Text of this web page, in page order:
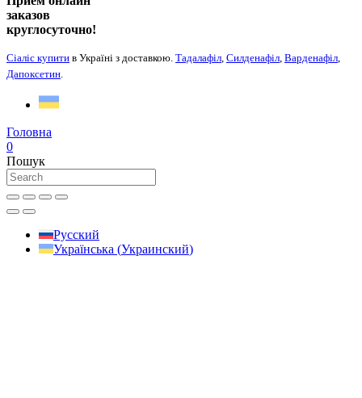
заказов
круглосуточно!
Сіаліс купити в Україні з доставкою. Тадалафіл Силденафіл Варденафіл
Дапоксетин
Головна
0
Пошук
Русский
Українська (Украинский)